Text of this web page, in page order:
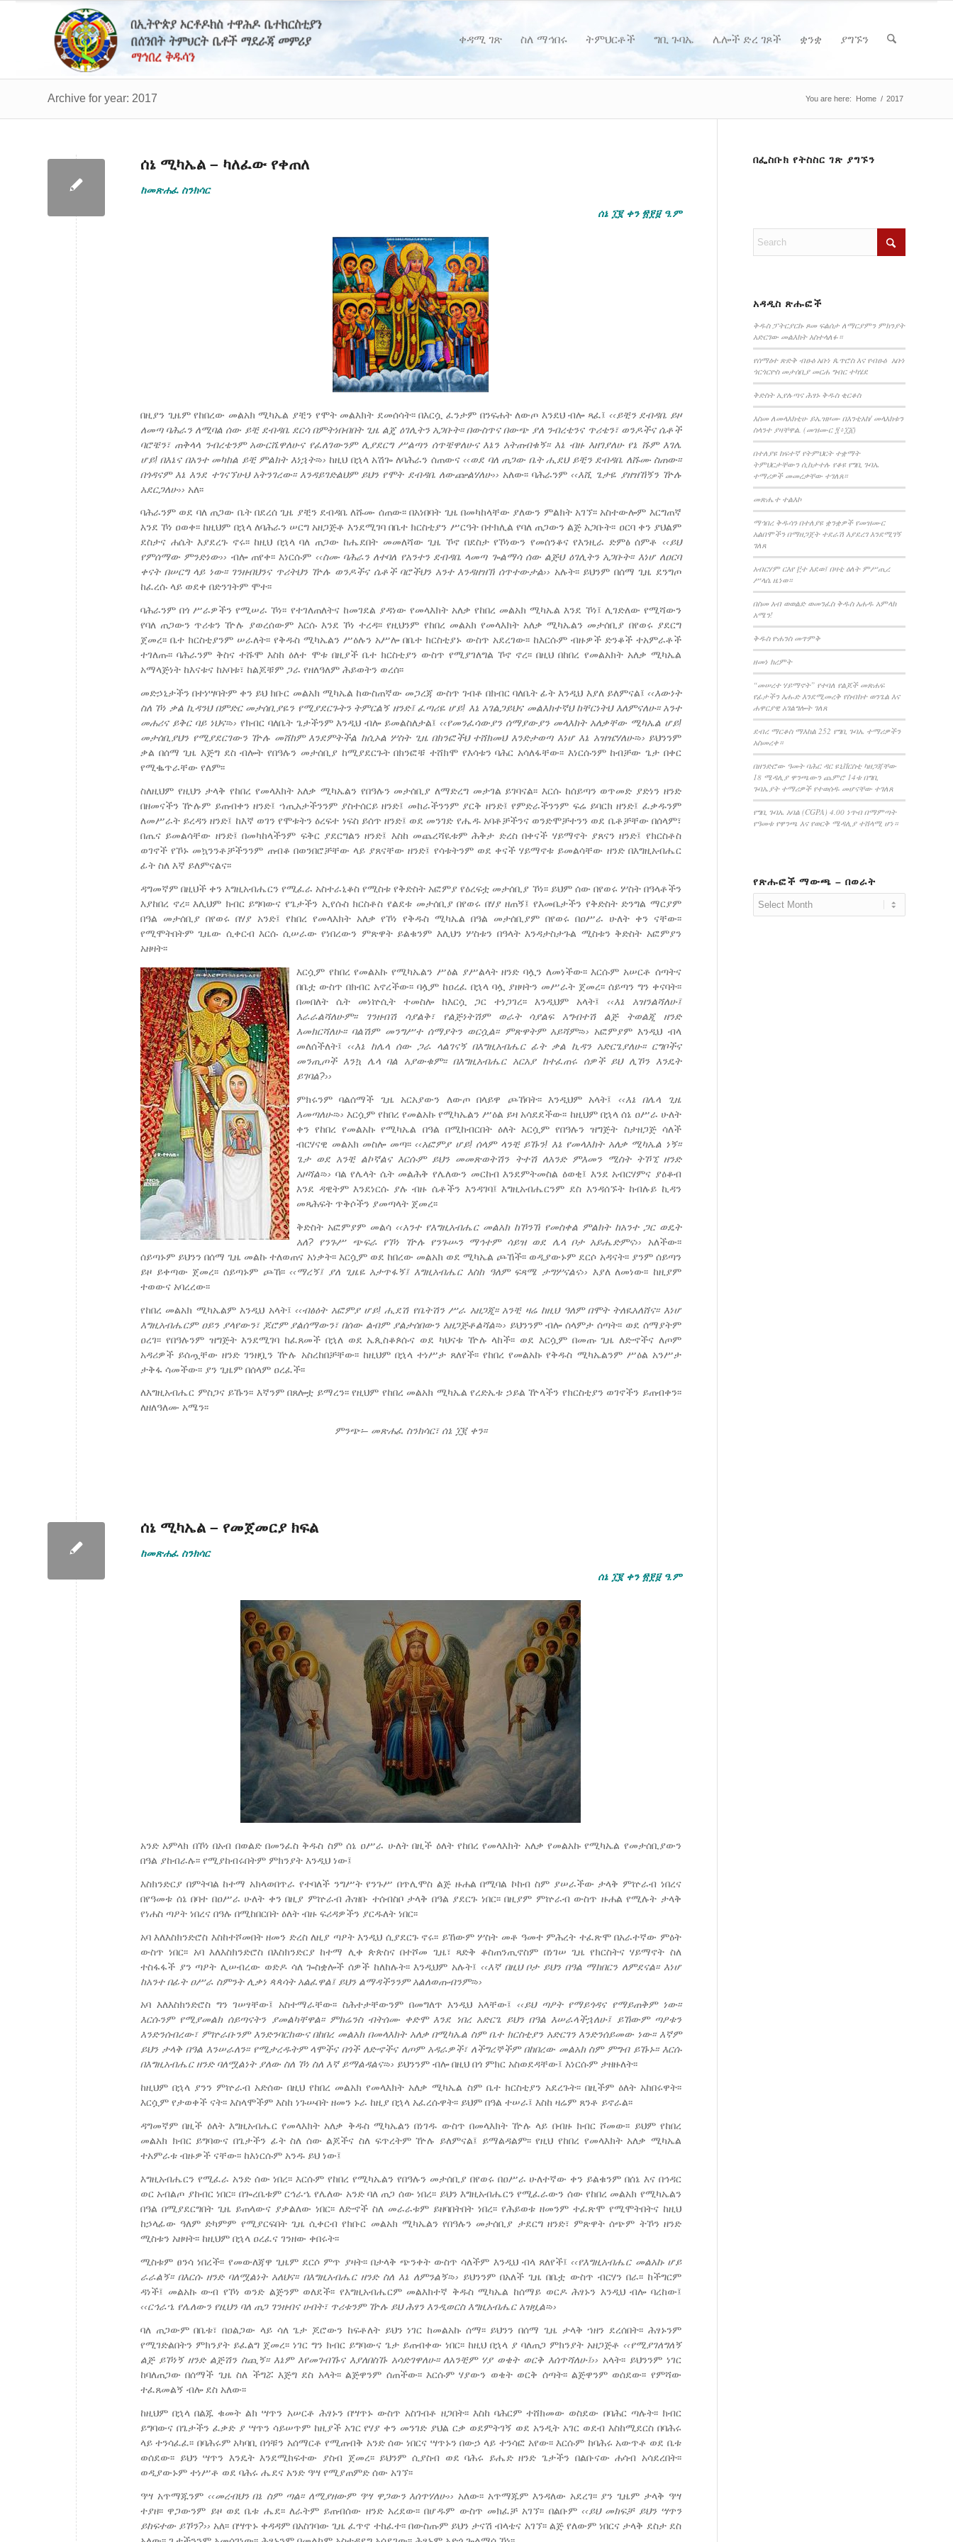
ቀዳሚ ገጽ ስለ ማኅበሩ ትምህርቶች ግቢ ጉባኤ ሌሎች ድረ ገጾች ቋንቋ ያግኙን
Archive for year: 2017 You are here: Home / 2017
ሰኔ ሚካኤል – ካለፈው የቀጠለ
ከመጽሐፈ ስንክሳር
ሰኔ፲፪ ቀን፳፻፱ ዓ.ም
በዚያን ጊዜም የከበረው መልአክ ሚካኤል ያቺን የሞት መልእክት ደመሰሳት፡፡ በእርሷ ፈንታም በንፍሐት ለውጦ እንደህ ብሎ ጻፈ፤ ‹‹ይቺን ደብዳቤ ይዞ
ለመጣ ባሕራን ለሚባል ሰው ይቺ ደብዳቤ ደርሳ በምትነበብበት ጊዜ ልጄ ዕገሊትን አጋቡት፡፡ በውስጥና በውጭ ያለ ንብረቴንና ጥሪቴን፣ ወንዶችና ሴቶች
ባሮቼን፣ ጠቅላላ ንብረቴንም አውርሼዋለሁና የፈለገውንም ሊያደርግ ሥልጣን ሰጥቼዋለሁና እኔን አትጠብቁኝ፡፡ እኔ ብዙ እዘገያለሁ የኔ ሹም እገሌ
ሆይ! በእኔና በአንተ መካከል ይቺ ምልክት እነኋት፡፡›› ከዚህ በኋላ አሽጐ ለባሕራን ሰጠውና‹‹ወደ ባለ ጠጋው ቤት ሒደህ ይቺን ደብዳቤ ለሹሙ ስጠው፡፡
በጎዳናም እኔ እንደ ተገናኘሁህ አትንገረው፡፡ እንዳይገድልህም ይህን የሞት ደብዳቤ ለውጬልሃለሁ›› አለው፡፡ ባሕራንም‹‹እሺ ጌታዬ ያዘዝኸኝን ዅሉ
አደርጋለሁ›› አለ፡፡
ባሕራንም ወደ ባለ ጠጋው ቤት በደረሰ ጊዜ ያቺን ደብዳቤ ለሹሙ ሰጠው፡፡ በአነበባት ጊዜ በመካከላቸው ያለውን ምልክት አገኘ፡፡ አስተውሎም እርግጠኛ
እንደ ኾነ ዐወቀ፡፡ ከዚህም በኋላ ለባሕራን ሠርግ አዘጋጅቶ እንደሚገባ በቤተ ክርስቲያን ሥርዓት በተክሊል የባለ ጠጋውን ልጅ አጋቡት፡፡ ዐርባ ቀን ያህልም
ደስታና ሐሴት እያደረጉ ኖሩ፡፡ ከዚህ በኋላ ባለ ጠጋው ከሔደበት መመለሻው ጊዜ ኾኖ በደስታ የኾነውን የመሰንቆና የእንዚራ ድምፅ ሰምቶ ‹‹ይህ
የምሰማው ምንድነው›› ብሎ ጠየቀ፡፡ እነርሱም ‹‹ስሙ ባሕራን ለተባለ የአንተን ደብዳቤ ላመጣ ጐልማሳ ሰው ልጅህ ዕገሊትን አጋቡት፡፡ እነሆ ለዐርባ
ቀናት በሠርግ ላይ ነው፡፡ ገንዘብህንና ጥሪትህን ዅሉ ወንዶችና ሴቶች ባሮችህን አንተ እንዳዘዝኽ ሰጥተውታል›› አሉት፡፡ ይህንም በሰማ ጊዜ ደንግጦ
ከፈረሱ ላይ ወደቀ በድንገትም ሞተ፡፡
ባሕራንም በጎ ሥራዎችን የሚሠራ ኾነ፡፡ የተገለጠለትና ከመገደል ያዳነው የመላእክት አለቃ የከበረ መልአክ ሚካኤል እንደ ኾነ፤ ሊገድለው የሚሻውን
የባለ ጠጋውን ጥሪቱን ዅሉ ያወረሰውም እርሱ እንደ ኾነ ተረዳ፡፡ የዚህንም የከበረ መልአክ የመላእክት አለቃ ሚካኤልን መታሰቢያ በየወሩ ያደርግ
ጀመረ፡፡ ቤተ ክርስቲያንም ሠራለት፡፡ የቅዱስ ሚካኤልን ሥዕሉን አሥሎ በቤተ ክርስቲያኑ ውስጥ አደረገው፡፡ ከእርሱም ብዙዎች ድንቆች ተአምራቶች
ተገለጡ፡፡ ባሕራንም ቅስና ተሹሞ እስከ ዕለተ ሞቱ በዚያች ቤተ ክርስቲያን ውስጥ የሚያገለግል ኾኖ ኖረ፡፡ በዚህ በከበረ የመልአክት አለቃ ሚካኤል
አማላጅነት ከእናቱና ከአባቱ፣ ከልጆቹም ጋራ የዘለዓለም ሕይወትን ወረሰ፡፡
መድኃኒታችን በተነሣባትም ቀን ይህ ክቡር መልአክ ሚካኤል ከውስጠኛው መጋረጃ ውስጥ ገብቶ በክብር ባለቤት ፊት እንዲህ እያለ ይለምናል፤ ‹‹እውነት
ስለ ኾነ ቃል ኪዳንህ በምድር መታሰቢያዬን የሚያደርጉትን ትምርልኝ ዘንድ፤ ፈጣሪዬ ሆይ! እኔ አገልጋይህና መልእክተኛህ ከቸርነትህ እለምናለሁ፡፡ አንተ
መሐሪና ይቅር ባይ ነህና፡፡›› የክብር ባለቤት ጌታችንም እንዲህ ብሎ ይመልስለታል፤‹‹የመንፈሳውያን ሰማያውያን መላእክት አለቃቸው ሚካኤል ሆይ!
መታሰቢያህን የሚያደርገውንዅሉ መሸከም እንደምትችል ከሲኦል ሦስት ጊዜ በክንፎችህ ተሸክመህ እንድታወጣ እነሆ እኔ አዝዤሃለሁ፡፡›› ይህንንም
ቃል በሰማ ጊዜ እጅግ ደስ ብሎት የበዓሉን መታሰቢያ ከሚያደርጉት በክንፎቹ ተሸክሞ የእሳቱን ባሕር አሳለፋቸው፡፡ እነርሱንም ከብቻው ጌታ በቀር
የሚቈጥራቸው የለም፡፡
ስለዚህም የዚህን ታላቅ የከበረ የመላእክት አለቃ ሚካኤልን የበዓሉን መታሰቢያ ለማድረግ መታገል ይገባናል፡፡ እርሱ ከሰይጣን ወጥመድ ያድነን ዘንድ
በዘመናችን ዅሉም ይጠብቀን ዘንድ፤ ኀጢአታችንንም ያስተሰርይ ዘንድ፤ መከራችንንም ያርቅ ዘንድ፤ የምድራችንንም ፍሬ ይባርክ ዘንድ፤ ፈቃዱንም
ለመሥራት ይረዳን ዘንድ፤ ከእኛ ወገን የሞቱትን ዕረፍተ ነፍስ ይሰጥ ዘንድ፤ ወደ መንገድ የሔዱ አባቶቻችንና ወንድሞቻተንን ወደ ቤቶቻቸው በሰላም፣
በጤና ይመልሳቸው ዘንድ፤ በመካከላችንም ፍቅር ያደርግልን ዘንድ፤ እስከ መጨረሻዪቱም ሕቅታ ድረስ በቀናች ሃይማኖት ያጸናን ዘንድ፤ የክርስቶስ
ወገኖች የኾኑ መኳንንቶቻችንንም ጠብቆ በወንበሮቻቸው ላይ ያጸናቸው ዘንድ፤ የሳቱትንም ወደ ቀናች ሃይማኖቱ ይመልሳቸው ዘንድ በእግዚአብሔር
ፊት ስለ እኛ ይለምናልና፡፡
ዳግመኛም በዚህች ቀን እግዚአብሔርን የሚፈራ አስተራኒቆስ የሚስቱ የቅድስት አፎምያ የዕረፍቷ መታሰቢያ ኾነ፡፡ ይህም ሰው በየወሩ ሦስት በዓላቶችን
እያከበረ ኖረ፡፡ እሊህም ክብር ይግባውና የጌታችን ኢየሱስ ክርስቶስ የልደቱ መታሰቢያ በየወሩ በሃያ ዘጠኝ፤ የእመቤታችን የቅድስት ድንግል ማርያም
በዓል መታሰቢያ በየወሩ በሃያ አንድ፤ የከበረ የመላእክት አለቃ የኾነ የቅዱስ ሚካኤል በዓል መታሰቢያም በየወሩ በዐሥራ ሁለት ቀን ናቸው፡፡
የሚሞትበትም ጊዜው ሲቀርብ እርሱ ሲሠራው የነበረውን ምጽዋት ይልቁንም እሊህን ሦስቱን በዓላት እንዳታስታጉል ሚስቱን ቅድስት አፎምያን
አዘዛት፡፡
እርሷም የከበረ የመልአኩ የሚካኤልን ሥዕል ያሥልላት ዘንድ ባሏን ለመነችው፡፡ እርሱም አሠርቶ ሰጣትና
በቤቷ ውስጥ በክብር አኖረችው፡፡ ባሏም ከዐረፈ በኋላ ባሏ ያዘዛትን መሥራት ጀመረ፡፡ ሰይጣን ግን ቀናባት፡፡
በመበለት ሴት መነኵሲት ተመስሎ ከእርሷ ጋር ተነጋገረ፡፡ እንዲህም አላት፤ ‹‹እኔ
አዝንልሻለሁ፤
እራራልሻለሁም፡፡ ገንዘብሽ
ሳያልቅ፣ የልጅነትሽም ወራት ሳያልፍ አግብተሽ ልጅ ትወልጂ
ዘንድ
እመክርሻለሁ፡፡ ባልሽም መንግሥተ ሰማያትን ወርሷል፡፡ ምጽዋትም አይሻም፡፡››አፎምያም እንዲህ ብላ
መለሰችለት፤ ‹‹እኔ ከሌላ ሰው ጋራ ላልገናኝ በእግዚአብሔር ፊት ቃል ኪዳን አድርጌያለሁ፡፡ ርግቦችና
መንጢጦች
እንኳ ሌላ ባል አያውቁም፡፡ በእግዚአብሔር አርአያ ከተፈጠሩ ሰዎች ይህ ሊኾን
እንዴት
ይገባል?››
ምክሩንም ባልሰማች ጊዜ አርአያውን ለውጦ በላይዋ ጮኸባት፡፡ እንዲህም አላት፤ ‹‹እኔ በሌላ
ጊዜ
እመጣለሁ፡፡›› እርሷም የከበረ የመልአኩ የሚካኤልን ሥዕል ይዛ አሳደደችው፡፡ ከዚህም በኋላ ሰኔ ዐሥራ ሁለት
ቀን የከበረ የመልአኩ የሚካኤል በዓል በሚከብርበት ዕለት እርሷም የበዓሉን ዝግጅት ስታዘጋጅ ሳለች
ብርሃናዊ መልአክ መስሎ መጣ፡፡‹‹አፎምያ ሆይ! ሰላም ላንቺ ይኹን! እኔ የመላእክት አለቃ ሚካኤል ነኝ፡፡
ጌታ ወደ አንቺ ልኮኛልና እርሱም ይህን መመጽወትሽን ትተሽ ለአንድ ምእመን ሚስት ትኾኚ ዘንድ
አዞሻል፡፡›› ባል የሌላት ሴት መልሕቅ የሌለውን መርከብ እንደምትመስል ዕወቂ፤ እንደ አብርሃምና ያዕቆብ
እንደ ዳዊትም እንደነርሱ ያሉ ብዙ ሴቶችን እንዳገባ፤ እግዚአብሔርንም ደስ እንዳሰኙት ከብሉይ ኪዳን
መጻሕፍት ጥቅሶችን ያመጣላት ጀመረ፡፡
ቅድስት አፎምያም መልሳ‹‹አንተ የእግዚአብሔር መልአክ ከኾንኽ የመስቀል ምልክት ከአንተ ጋር ወዴት
አለ?
የንጉሥ ጭፍራ የኾነ ዅሉ የንጉሡን ማኅተም ሳይዝ ወደ ሌላ ቦታ አይሔድምና›› አለችው፡፡
ሰይጣኑም ይህንን በሰማ ጊዜ መልኩ ተለወጠና አነቃት፡፡ እርሷም ወደ ከበረው መልአክ ወደ ሚካኤል ጮኸች፡፡ ወዲያውኑም ደርሶ አዳናት፡፡ ያንም ሰይጣን
ይዞ ይቀጣው ጀመረ፡፡ ሰይጣኑም ጮኸ፡፡‹‹ማረኝ፤ ያለ ጊዜዬ አታጥፋኝ፤ እግዚአብሔር እስከ ዓለም ፍጻሜ ታግሦናልና›› እያለ ለመነው፡፡ ከዚያም
ተወውና አባረረው፡፡
የከበረ መልአክ ሚካኤልም እንዲህ አላት፤‹‹ብፅዕት አፎምያ ሆይ! ሒደሽ የቤትሽን ሥራ አዘጋጂ፡፡ አንቺ ዛሬ ከዚህ ዓለም በሞት ትለዪአለሸና፡፡ እነሆ
እግዚአብሔርም ዐይን ያላየውን፣ ጆሮም ያልሰማውን፣ በሰው ልብም ያልታሰበውን አዘጋጅቶልሻል፡፡›› ይህንንም ብሎ ሰላምታ ሰጣት፡፡ ወደ ሰማያትም
ዐረገ፡፡ የበዓሉንም ዝግጅት እንደሚገባ ከፈጸመች በኋለ ወደ ኤጲስቆጶሱና ወደ ካህናቱ ዅሉ ላከች፡፡ ወደ እርሷም በመጡ ጊዜ ለድኆችና ለጦም
አዳሪዎች ይሰጧቸው ዘንድ ገንዘቧን ዅሉ አስረከበቻቸው፡፡ ከዚህም በኋላ ተነሥታ ጸለየች፡፡ የከበረ የመልአኩ የቅዱስ ሚካኤልንም ሥዕል አንሥታ
ታቅፋ ሳመችው፡፡ ያን ጊዜም በሰላም ዐረፈች፡፡
ለእግዚአብሔር ምስጋና ይኹን፡፡ እኛንም በጸሎቷ ይማረን፡፡ የዚህም የከበረ መልአክ ሚካኤል የረድኤቱ ኃይል ዅላችን የክርስቲያን ወገኖችን ይጠብቀን፡፡
ለዘለዓለሙ አሜን፡፡
ምንጭ፡– መጽሐፈ ስንክሳር፣ ሰኔ ፲፪ ቀን፡፡
ሰኔ ሚካኤል – የመጀመርያ ክፍል
ከመጽሐፈ ስንክሳር
ሰኔ፲፪ ቀን፳፻፱ ዓ.ም
አንድ አምላክ በኾነ በአብ በወልድ በመንፈስ ቅዱስ ስም ሰኔ ዐሥራ ሁለት በዚች ዕለት የከበረ የመላእክት አለቃ የመልአኩ የሚካኤል የመታሰቢያውን
በዓል ያከብራሉ፡፡ የሚያከብሩበትም ምክንያት እንዲህ ነው፤
እስክንድርያ በምትባል ከተማ አክላወበጥራ የተባለች ንግሥት የንጉሥ በጥሊሞስ ልጅ ዙሐል በሚባል ኮከብ ስም ያሠራችው ታላቅ ምኵራብ ነበረና
በየዓመቱ ሰኔ በባተ በዐሥራ ሁለት ቀን በዚያ ምኵራብ ሕዝቡ ተሰብስቦ ታላቅ በዓል ያደርጉ ነበር፡፡ በዚያም ምኵራብ ውስጥ ዙሐል የሚሉት ታላቅ
የነሐስ ጣዖት ነበረና በዓሉ በሚከበርበት ዕለት ብዙ ፍሪዳዎችን ያርዱለት ነበር፡፡
አባ እለእስክንድሮስ እስከተሾመበት ዘመን ድረስ ለዚያ ጣዖት እንዲህ ሲያደርጉ ኖሩ፡፡ ይኸውም ሦስት መቶ ዓመተ ምሕረት ተፈጽሞ በአራተኛው ምዕት
ውስጥ ነበር፡፡ አባ እለእስክንድሮስ በእስክንድርያ ከተማ ሊቀ ጵጵስና በተሾመ ጊዜ፣ ጻድቅ ቆስጠንጢኖስም በነገሠ ጊዜ የክርስትና ሃይማኖት ስለ
ተስፋፋች ያን ጣዖት ሊሠብረው ወድዶ ሳለ ጐስቋሎች ሰዎች ከለከሉት፡፡ እንዲህም አሉት፤ ‹‹እኛ በዚህ ቦታ ይህን በዓል ማክበርን ለምደናል፡፡ እነሆ
ከአንተ በፊት ዐሥራ ስምንት ሊቃነ ጳጳሳት አልፈዋል፤ ይህን ልማዳችንንም አልለወጡብንም፡፡››
አባ እለእስክንድሮስ ግን ገሠፃቸው፤ አስተማራቸው፡፡ ስሕተታቸውንም በመግለጥ እንዲህ አላቸው፤ ‹‹ይህ ጣዖት የማይጎዳና የማይጠቅም ነው፡፡
እርሱንም የሚያመልክ ሰይጣናትን ያመልካቸዋል፡፡ ምክሬንስ ብትሰሙ ቀድሞ እንደ ነበረ አድርጌ ይህን በዓል እሠራላችኋለሁ፤ ይኸውም ጣዖቱን
እንድንሰብረው፣ ምኵራቡንም እንድንባርከውና በከበረ መልአክ በመላእክት አለቃ በሚካኤል ስም ቤተ ክርስቲያን አድርገን እንድንሰይመው ነው፡፡ እኛም
ይህን ታላቅ በዓል እንሠራለን፡፡ የሚታረዱትም ላሞችና በጎች ለድኆችና ለጦም አዳራዎች፣ ለችግረኞችም በከበረው መልአክ ስም ምግብ ይኹኑ፡፡ እርሱ
በእግዚአብሔር ዘንድ ባለሟልነት ያለው ስለ ኾነ ስለ እኛ ይማልዳልና፡፡›› ይህንንም ብሎ በዚህ በጎ ምክር አስወደዳቸው፤ እነርሱም ታዘዙለት፡፡
ከዚህም በኋላ ያንን ምኵራብ አድሰው በዚህ የከበረ መልአክ የመላእክት አለቃ ሚካኤል ስም ቤተ ክርስቲያን አደረጉት፡፡ በዚችም ዕለት አከበሩዋት፡፡
እርሷም የታወቀች ናት፡፡ እስላሞችም እስከ ነጉሡበት ዘመን ኑራ ከዚያ በኋላ አፈረሱዋት፡፡ ይህም በዓል ተሠራ፤ እስከ ዛሬም ጸንቶ ይኖራል፡፡
ዳግመኛም በዚች ዕለት እግዚአብሔር የመላእክት አለቃ ቅዱስ ሚካኤልን በነገዱ ውስጥ በመላእክት ዅሉ ላይ በብዙ ክብር ሾመው፡፡ ይህም የከበረ
መልአክ ክብር ይግባውና በጌታችን ፊት ስለ ሰው ልጆችና ስለ ፍጥረትም ዅሉ ይለምናል፤ ይማልዳልም፡፡ የዚህ የከበረ የመላእክት አለቃ ሚካኤል
ተአምራቱ ብዙዎች ናቸው፡፡ ከእነርሱም አንዱ ይህ ነው፤
እግዚአብሔርን የሚፈራ አንድ ሰው ነበረ፡፡ እርሱም የከበረ የሚካኤልን የበዓሉን መታሰቢያ በየወሩ በዐሥራ ሁለተኛው ቀን ይልቁንም በሰኔ እና በኅዳር
ወር አብልጦ ያከብር ነበር፡፡ በጐረቤቱም ርኅራኄ የሌለው አንድ ባለ ጠጋ ሰው ነበረ፡፡ ይህን እግዚአብሔርን የሚፈራውን ሰው የከበረ መልአክ የሚካኤልን
በዓል በሚያደርግበት ጊዜ ይጠላውና ያቃልለው ነበር፡፡ ለድኆች ስለ መራራቱም ይዘባበትበት ነበረ፡፡ የሕይወቱ ዘመንም ተፈጽሞ የሚሞትበትና ከዚህ
ከኃላፊው ዓለም ድካምም የሚያርፍበት ጊዜ ሲቀርብ የክቡር መልአክ ሚካኤልን የበዓሉን መታሰቢያ ታደርግ ዘንድ፣ ምጽዋት ሰጭም ትኾን ዘንድ
ሚስቱን አዘዛት፡፡ ከዚህም በኋላ ዐረፈና ገንዘው ቀበሩት፡፡
ሚስቱም ፀንሳ ነበረች፡፡ የመውለጃዋ ጊዜም ደርሶ ምጥ ያዛት፡፡ በታላቅ ጭንቀት ውስጥ ሳለችም እንዲህ ብላ ጸለየች፤‹‹የእግዚአብሔር መልአኩ ሆይ
ራራልኝ፡፡ በእርሱ ዘንድ ባለሟልነት አለህና፡፡ በእግዚአብሔር ዘንድ ስለ እኔ ለምንልኝ፡፡›› ይህንንም በአለች ጊዜ በቤቷ ውስጥ ብርሃን በራ፡፡ ከችግርም
ዳነች፤ መልአኩ ውብ የኾነ ወንድ ልጅንም ወለደች፡፡ የእግዚአብሔርም መልእክተኛ ቅዱስ ሚካኤል ከሰማይ ወርዶ ሕፃኑን እንዲህ ብሎ ባረከው፤
‹‹ርኅራኄ የሌለውን የዚህን ባለ ጠጋ ገንዘብና ሀብት፣ ጥሪቱንምዅሉ ይህ ሕፃን እንዲወርስ እግዚአብሔር አዝዟል፡፡››
ባለ ጠጋውም በቤቱ፣ በዐልጋው ላይ ሳለ ጌታ ጆሮውን ከፍቶለት ይህን ነገር ከመልአኩ ሰማ፡፡ ይህንን በሰማ ጊዜ ታላቅ ኀዘን ደረሰበት፡፡ ሕፃኑንም
የሚገድልበትን ምክንያት ይፈልግ ጀመረ፡፡ ነገር ግን ክብር ይግባውና ጌታ ይጠብቀው ነበር፡፡ ከዚህ በኋላ ያ ባለጠጋ ምክንያት አዘጋጅቶ ‹‹የሚያገለግለኝ
ልጅ ይኾነኝ ዘንድ ልጅሽን ስጪኝ፡፡ እኔም እየመገብኹና እያለበስኹ አሳድገዋለሁ፡፡ ለአንቺም ሃያ ወቄት ወርቅ እሰጥሻለሁ፤›› አላት፡፡ ይህንንም ነገር
ከባለጠጋው በሰማች ጊዜ ስለ ችግሯ እጅግ ደስ አላት፡፡ ልጅዋንም ሰጠችው፡፡ እርሱም ሃያውን ወቄት ወርቅ ሰጣት፡፡ ልጅዋንም ወሰደው፡፡ የምሻው
ተፈጸመልኝ ብሎ ደስ አለው፡፡
ከዚህም በኋላ በልጁ ቁመት ልክ ሣጥን አሠርቶ ሕፃኑን በሣጥኑ ውስጥ አስገብቶ ዘጋበት፡፡ እስከ ባሕርም ተሸክመው ወስደው በባሕር ጣሉት፡፡ ክብር
ይግባውና በጌታችን ፈቃድ ያ ሣጥን ሳይሠጥም ከዚያች አገር የሃያ ቀን መንገድ ያህል ርቃ ወደምትገኝ ወደ አንዲት አገር ወደብ እስከሚደርስ በባሕሩ
ላይ ተንሳፈፈ፡፡ በባሕሩም አካባቢ በጎቹን አሰማርቶ የሚጠብቅ አንድ ሰው ነበርና ሣጥኑን በውኃ ላይ ተንሳፎ አየው፡፡ እርሱም ከባሕሩ አውጥቶ ወደ ቤቱ
ወሰደው፡፡ ይህን ሣጥን እንዴት እንደሚከፍተው ያስብ ጀመረ፡፡ ይህንም ሲያስብ ወደ ባሕሩ ይሔድ ዘንድ ጌታችን በልቡናው ሐሳብ አሳደረበት፡፡
ወዲያውኑም ተነሥቶ ወደ ባሕሩ ሔደና አንድ ዓሣ የሚያጠምድ ሰው አገኘ፡፡
ዓሣ አጥማጁንም ‹‹መረብህን በኔ ስም ጣል፡፡ ለሚያዘውም ዓሣ ዋጋውን እሰጥሃለሁ›› አለው፡፡ አጥማጁም እንዳለው አደረገ፡፡ ያን ጊዜም ታላቅ ዓሣ
ተያዘ፡፡ ዋጋውንም ይዞ ወደ ቤቱ ሔደ፡፡ ለራትም ይጠብሰው ዘንድ አረደው፡፡ በሆዱም ውስጥ መክፈቻ አገኘ፡፡ በልቡም ‹‹ይህ መክፍቻ ይህን ሣጥን
ይከፍተው ይኾን?››አለ፡፡ በሣጥኑ ቀዳዳም በአስገባው ጊዜ ፈጥኖ ተከፈተ፡፡ በውስጡም ይህን ታናሽ ብላቴና አገኘ፡፡ ልጅ የለውም ነበርና ታላቅ ደስታ ደስ
በፌስቡክ የትስስር ገጽ ያግኙን
አዳዲስ ጽሑፎች
ቅዱስ ፓትርያርኩ ጾመ ፍልሰታ ለማርያምን ምክንያት
አድርገው መልእክት አስተላለፉ።
የሰማዕተ ጽድቅ ብፁዕ አቡነ ጴጥሮስ እና የብፁዕ አቡነ
ጎርጎርዮስ መታሰቢያ መርሐ ግብር ተካሄደ
ቅድስት ኢየሉጣና ሕፃኑ ቅዱስ ቂርቆስ
እስመ ለመላእክቲሁ ይኤዝዞሙ በእንቲአከ/ መላእክቱን
ስላንተ ያዛቸዋል. (መዝሙር ፺፥፲፩)
በተለያዩ ከፍተኛ የትምህርት ተቋማት
ትምህርታቸውን ሲከታተሉ የቆዩ የግቢ ጉባኤ
ተማሪዎች መመረቃቸው ተገለጸ።
መጽሔተ ተልእኮ
ማኅበረ ቅዱሳን በተለያዩ ቋንቋዎች የመዝሙር
አልበሞችን በማዘጋጀት ተደራሽ እያደረገ እንደሚገኝ
ገለጸ
አብርሃም ርእየ ፫ተ እደወ፤ በዛቲ ዕለት ምሥጢረ
ሥላሴ ዜነወ።
በስመ አብ ወወልድ ወመንፈስ ቅዱስ አሐዱ አምላክ
አሜን!
ቅዱስ ዮሐንስ መጥምቅ
ዘመነ ክረምት
“መሠረተ ሃይማኖት” የተባለ የልጆች መጽሐፍ
የፊታችን እሑድ እንደሚመረቅ የስብከተ ወንጌል እና
ሐዋርያዊ አገልግሎት ገለጸ
ደብረ ማርቆስ ማእከል 252 የግቢ ጉባኤ ተማሪዎችን
አስመረቀ።
በዘንድሮው ዓመት ባሕር ዳር ዩኒቨርስቲ ካዘጋጃቸው
18 ሜዳሊያ ዋንጫውን ጨምሮ 14ቱ በግቢ
ጉባኤያት ተማሪዎች የተወሰዱ መሆናቸው ተገለጸ
የግቢ ጉባኤ አባል (CGPA) 4.00 ነጥብ በማምጣት
የዓመቱ የዋንጫ እና የወርቅ ሜዳሊያ ተሸላሚ ሆነ።
የጽሑፎች ማውጫ – በወራት